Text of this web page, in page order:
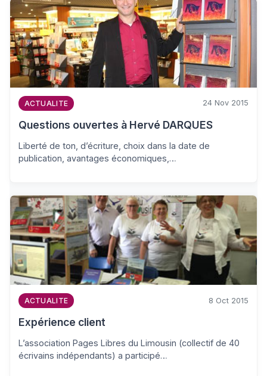
ACTUALITE 24 Nov 2015
Questions ouvertes à Hervé DARQUES
Liberté de ton, d’écriture, choix dans la date de
publication, avantages économiques,…
ACTUALITE 8 Oct 2015
Expérience client
L’association Pages Libres du Limousin (collectif de 40
écrivains indépendants) a participé…